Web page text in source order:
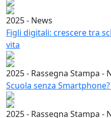
2025 - News
Figli digitali: crescere tra
vita
2025 - Rassegna Stampa -
Scuola senza
2025 - Rassegna Stampa -